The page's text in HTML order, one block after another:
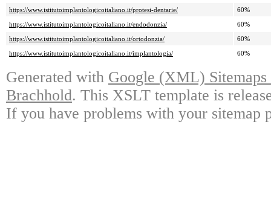
https://www.istitutoimplantologicoitaliano.it/protesi-dentarie/
60%
https://www.istitutoimplantologicoitaliano.it/endodonzia/
60%
https://www.istitutoimplantologicoitaliano.it/ortodonzia/
60%
https://www.istitutoimplantologicoitaliano.it/implantologia/
60%
Generated with Google (XML)
Brachhold. This XSLT template is
If you have problems with your sitemap